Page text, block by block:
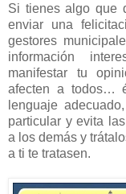
Si tienes algo que
enviar una
gestores
información
manifestar tu
afecten a todos…
lenguaje
particular y evita
a los demás y
a ti te tratasen.